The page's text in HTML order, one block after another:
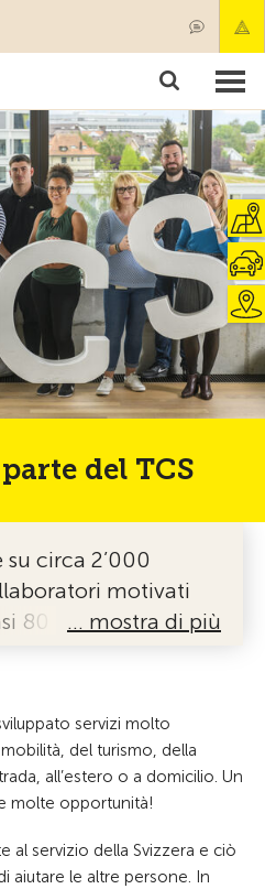
del TCS
circa 2’000
motivati
80 professioni
… mostra di più
servizi molto
del turismo, della
all’estero o a domicilio. Un
molte opportunità!
al servizio della Svizzera e ciò
aiutare le altre persone. In